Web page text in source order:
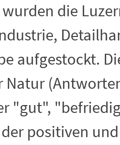
wurden die
aufgestockt.
"gut",
positiven